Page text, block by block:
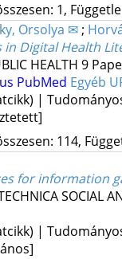
1,
Orsolya ✉;
in Digital Health
HEALTH 9
PubMed Egyéb
|
114,
for information
SOCIAL
|